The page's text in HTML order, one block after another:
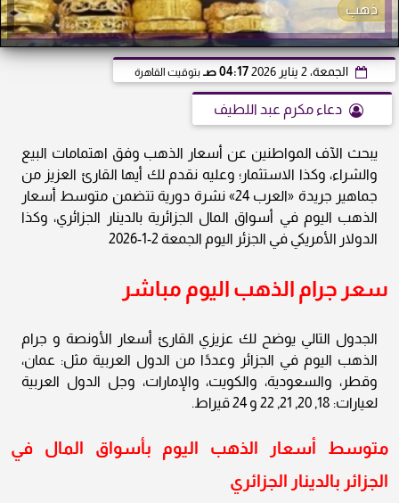
ذهب
الجمعة، 2 يناير 2026 04:17 صـ بتوقيت القاهرة
دعاء مكرم عبد اللطيف
يبحث الآف المواطنين عن أسعار الذهب وفق اهتمامات البيع
والشراء، وكذا الاستثمار؛ وعليه نقدم لك أيها القارئ العزيز من
جماهير جريدة «العرب 24» نشرة دورية تتضمن متوسط أسعار
الذهب اليوم في أسواق المال الجزائرية بالدينار الجزائري، وكذا
الدولار الأمريكي في الجزئر اليوم الجمعة 2-1-2026
سعر جرام الذهب اليوم مباشر
الجدول التالي يوضح لك عزيزي القارئ أسعار الأونصة و جرام
الذهب اليوم في الجزائر وعددًا من الدول العربية مثل: عمان،
وقطر، والسعودية، والكويت، والإمارات، وجل الدول العربية
لعيارات: 18, 20, 21, 22 و 24 قيراط.
متوسط أسعار الذهب اليوم بأسواق المال في
الجزائر بالدينار الجزائري